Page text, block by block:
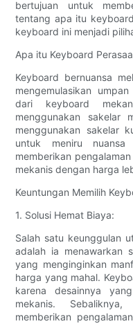
bertujuan untuk
tentang apa itu
keyboard ini menjadi
Apa itu Keyboard
Keyboard bernuansa
mengemulasikan
dari keyboard
menggunakan sakelar
menggunakan sakelar
untuk meniru
memberikan
mekanis dengan harga
Keuntungan Memilih
1. Solusi Hemat Biaya:
Salah satu keunggulan
adalah ia menawarkan
yang menginginkan
harga yang mahal.
karena desainnya
mekanis.
memberikan